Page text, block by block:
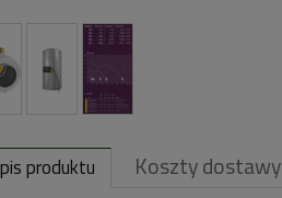
produktu Koszty dostawy